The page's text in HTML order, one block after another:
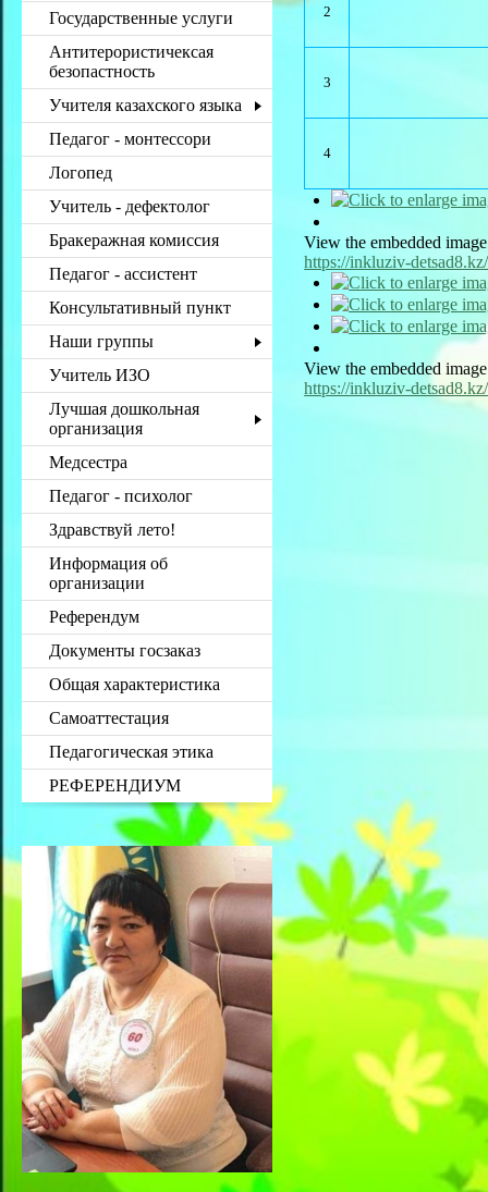
Государственные услуги
Антитерористичексая
безопастность
Учителя казахского языка
Педагог - монтессори
Логопед
Учитель - дефектолог
Бракеражная комиссия
Педагог - ассистент
Консультативный пункт
Наши группы
Учитель ИЗО
Лучшая дошкольная
организация
Медсестра
Педагог - психолог
Здравствуй лето!
Информация об
организации
Референдум
Документы госзаказ
Общая характеристика
Самоаттестация
Педагогическая этика
РЕФЕРЕНДИУМ
2
3
4
View the embedded
https://inkluziv-
View the embedded
https://inkluziv-